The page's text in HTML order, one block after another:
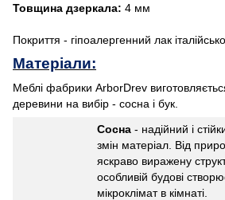
Товщина дзеркала: 4 мм
Покриття - гіпоалергенний лак
Матеріали:
Меблі фабрики ArborDrev
деревини на вибір - сосна і бук.
Сосна - надійний і
змін матеріал. Від
яскраво виражену
особливій будові
мікроклімат в кімнаті.